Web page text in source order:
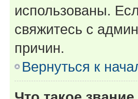
использованы.
свяжитесь с
причин.
Вернуться к